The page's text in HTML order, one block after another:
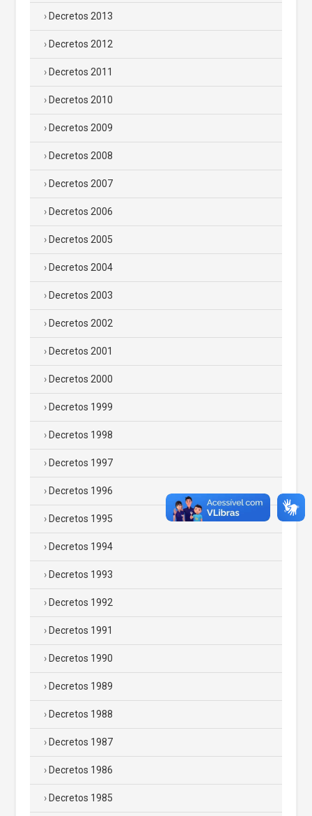
Decretos 2013
Decretos 2012
Decretos 2011
Decretos 2010
Decretos 2009
Decretos 2008
Decretos 2007
Decretos 2006
Decretos 2005
Decretos 2004
Decretos 2003
Decretos 2002
Decretos 2001
Decretos 2000
Decretos 1999
Decretos 1998
Decretos 1997
Decretos 1996
Decretos 1995
Decretos 1994
Decretos 1993
Decretos 1992
Decretos 1991
Decretos 1990
Decretos 1989
Decretos 1988
Decretos 1987
Decretos 1986
Decretos 1985